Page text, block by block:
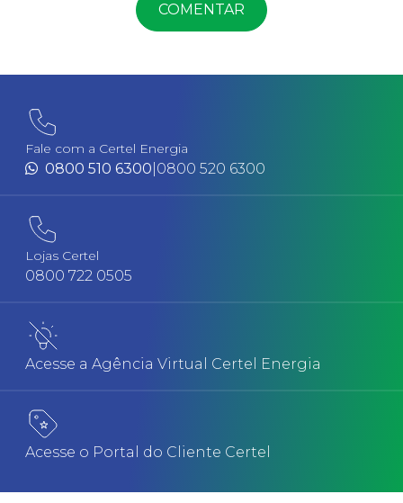
COMENTAR
Fale com a Certel Energia
0800 510 6300 0800 520 6300
Lojas Certel
0800 722 0505
Acesse a Agência Virtual Certel Energia
Acesse o Portal do Cliente Certel